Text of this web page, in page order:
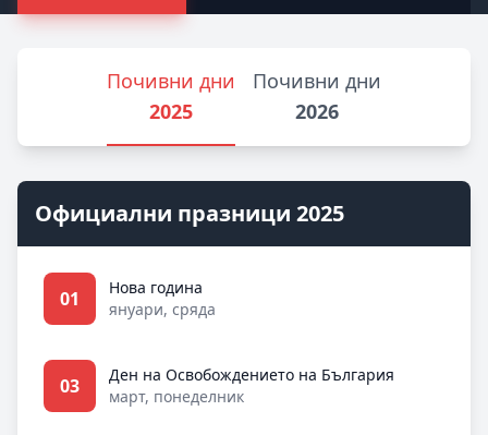
Почивни дни
2025
Почивни дни
2026
Официални празници 2025
01
Нова година
януари, сряда
03
Ден на Освобождението на България
март, понеделник